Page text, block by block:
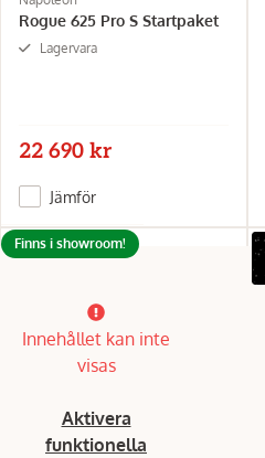
Rogue 625 Pro S Startpaket
Lagervara
22 690 kr
Jämför
Innehållet kan inte
visas
Aktivera
funktionella
Finns i showroom!